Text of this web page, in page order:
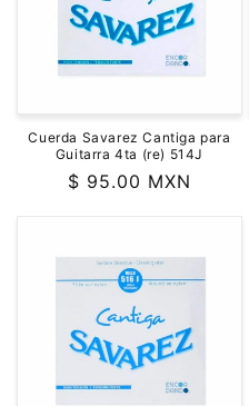
Cuerda Savarez Cantiga para
Guitarra 4ta (re) 514J
Precio
$ 95.00 MXN